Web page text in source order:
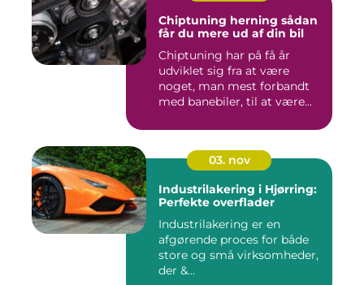
Chiptuning herning sådan
får du mere ud af din bil
Chiptuning har på få år
udviklet sig fra at være
noget, man mest forbandt
med banebiler, til at være...
03. nov
Industrilakering i Hjørring:
Perfekte overflader
Industrilakering er en
afgørende proces for både
store og små virksomheder,
der &...